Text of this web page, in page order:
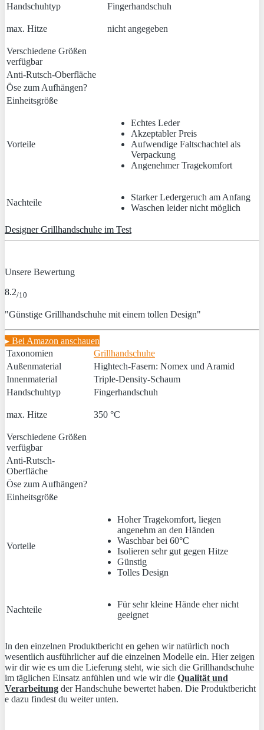
Handschuhtyp
Fingerhandschuh
max. Hitze nicht angegeben
Verschiedene Größen
verfügbar
Anti-Rutsch-Oberfläche
Öse zum Aufhängen?
Einheitsgröße
Vorteile
Echtes Leder
Akzeptabler Preis
Aufwendige Faltschachtel als
Verpackung
Angenehmer Tragekomfort
Nachteile
Starker Ledergeruch am Anfang
Waschen leider nicht möglich
Designer Grillhandschuhe im Test
Unsere Bewertung
8.2/10
"Günstige Grillhandschuhe mit einem tollen Design"
▸ Bei Amazon anschauen
Taxonomien
Grillhandschuhe
Außenmaterial
Hightech-Fasern: Nomex und Aramid
Innenmaterial
Triple-Density-Schaum
Handschuhtyp
Fingerhandschuh
max. Hitze 350 °C
Verschiedene Größen
verfügbar
Anti-Rutsch-
Oberfläche
Öse zum Aufhängen?
Einheitsgröße
Vorteile
Hoher Tragekomfort, liegen
angenehm an den Händen
Waschbar bei 60°C
Isolieren sehr gut gegen Hitze
Günstig
Tolles Design
Nachteile
Für sehr kleine Hände eher nicht
geeignet
In den einzelnen Produktbericht en gehen wir natürlich noch
wesentlich ausführlicher auf die einzelnen Modelle ein. Hier zeigen
wir dir wie es um die Lieferung steht, wie sich die Grillhandschuhe
im täglichen Einsatz anfühlen und wie wir die Qualität und
Verarbeitung der Handschuhe bewertet haben. Die Produktbericht
e dazu findest du weiter unten.